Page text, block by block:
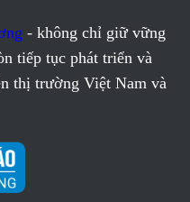
- không chỉ giữ vững
tiếp tục phát triển và
thị trường Việt Nam và